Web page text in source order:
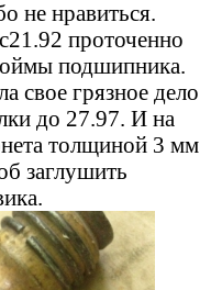
не нравиться.
проточенно
подшипника.
свое грязное дело
до 27.97. И на
толщиной 3 мм
заглушить